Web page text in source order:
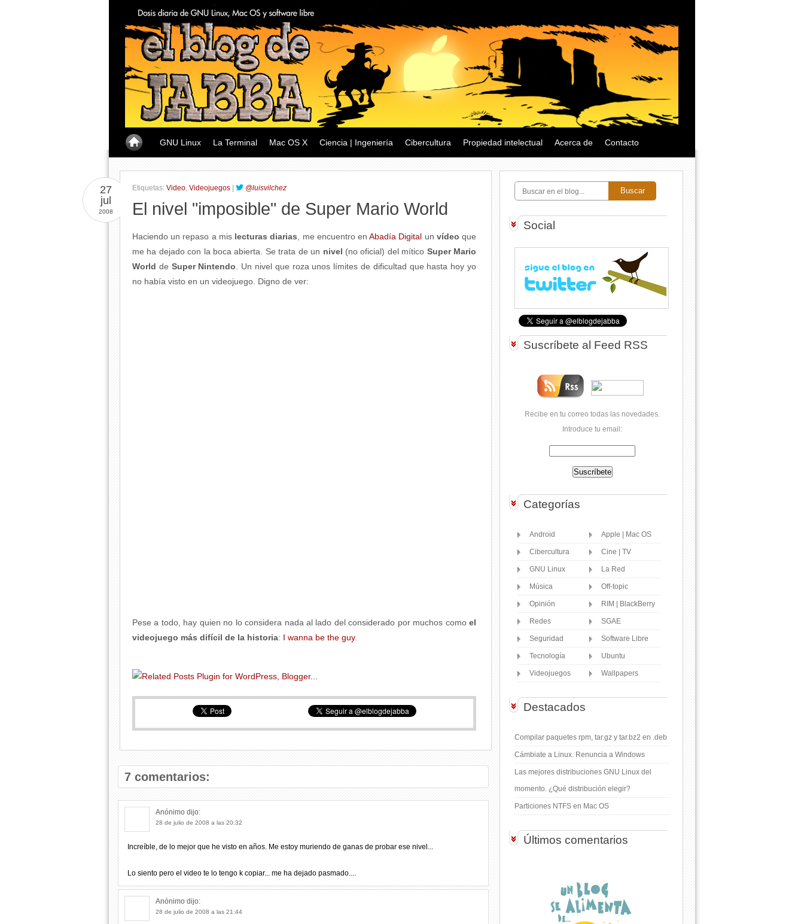
GNU Linux La Terminal Mac OS X Ciencia | Ingeniería Cibercultura Propiedad intelectual Acerca de Contacto
Etiquetas: Video, Videojuegos @luisvilchez
27
jul
2008 El nivel "imposible" de Super Mario World
Haciendo un repaso a mis lecturas diarias , me encuentro enAbadía Digital un vídeo que
me ha dejado con la boca abierta. Se trata de un nivel (no oficial) del mítico Super Mario
World de Super Nintendo . Un nivel que roza unos límites de dificultad que hasta hoy yo
no había visto en un videojuego. Digno de ver:
Pese a todo, hay quien no lo considera nada al lado del considerado por muchos como el
videojuego más difícil de la historia: I wanna be the guy.
7 comentarios:
Anónimo dijo:
28 de julio de 2008 a las 20:32
Increíble, de lo mejor que he visto en años. Me estoy muriendo de ganas de probar ese nivel...
Lo siento pero el video te lo tengo k copiar... me ha dejado pasmado....
Anónimo dijo:
28 de julio de 2008 a las 21:44
Buscar
Social
Suscríbete al Feed RSS
Recibe en tu correo todas las novedades.
Introduce tu email:
Categorías
Android Apple | Mac OS
Cibercultura Cine | TV
GNU Linux La Red
Música Off-topic
Opinión RIM | BlackBerry
Redes SGAE
Seguridad Software Libre
Tecnología Ubuntu
Videojuegos Wallpapers
Destacados
Compilar paquetes rpm, tar.gz y tar.bz2 en .deb
Cámbiate a Linux. Renuncia a Windows
Las mejores distribuciones GNU Linux del
momento. ¿Qué distribución elegir?
Particiones NTFS en Mac OS
Últimos comentarios